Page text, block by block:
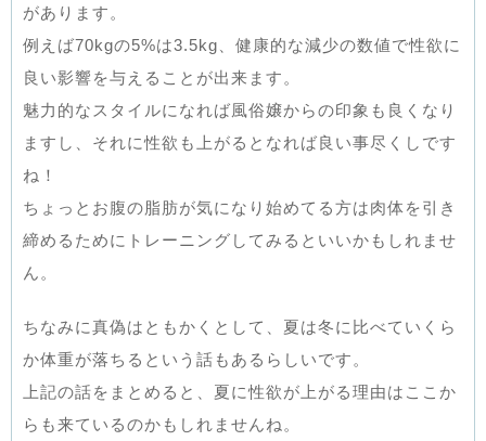
があります。
例えば70kgの5%は3.5kg、健康的な減少の数値で性欲に
良い影響を与えることが出来ます。
魅力的なスタイルになれば風俗嬢からの印象も良くなり
ますし、それに性欲も上がるとなれば良い事尽くしです
ね！
ちょっとお腹の脂肪が気になり始めてる方は肉体を引き
締めるためにトレーニングしてみるといいかもしれませ
ん。
ちなみに真偽はともかくとして、夏は冬に比べていくら
か体重が落ちるという話もあるらしいです。
上記の話をまとめると、夏に性欲が上がる理由はここか
らも来ているのかもしれませんね。